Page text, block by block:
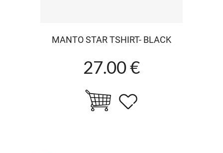
MANTO STAR TSHIRT- BLACK
27.00 €